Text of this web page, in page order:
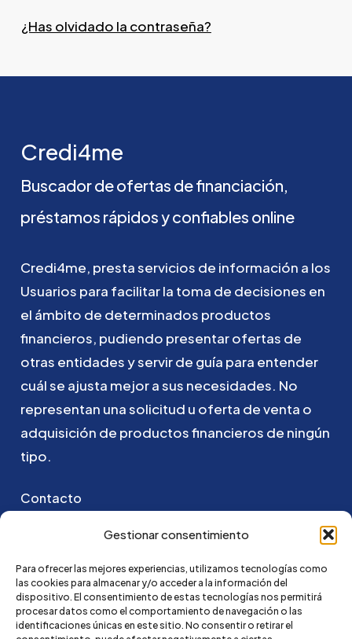
Gestionar consentimiento
Para ofrecer las mejores experiencias, utilizamos tecnologías como
las cookies para almacenar y/o acceder a la información del
dispositivo. El consentimiento de estas tecnologías nos permitirá
procesar datos como el comportamiento de navegación o las
identificaciones únicas en este sitio. No consentir o retirar el
¿Has olvidado la contraseña?
Credi4me
Buscadordeofertas definanciación,
préstamos rápidosyconfiables online
Credi4me, prestaservicios de información a los
Usuarios para facilitarla toma de decisiones en
el ámbito de determinados productos
financieros, pudiendo presentarofertas de
otras entidadesyservirde guía para entender
cuálse ajusta mejorasus necesidades. No
representan unasolicitud u oferta deventa o
adquisición de productosfinancieros de ningún
tipo.
Contacto
Puedes ponerte en contacto con nosotros
hola@credi4me.com